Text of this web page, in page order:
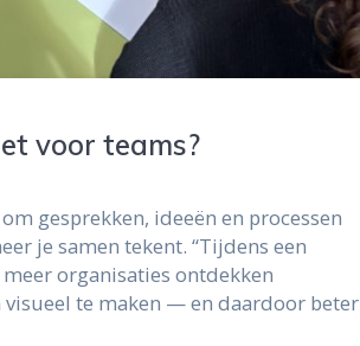
voor teams?
gesprekken, ideeën en processen
je samen tekent. “Tijdens een
organisaties ontdekken
visueel te maken — en daardoor beter